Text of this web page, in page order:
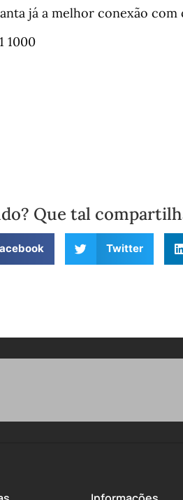
já a melhor conexão
1000
Que tal
Twitter